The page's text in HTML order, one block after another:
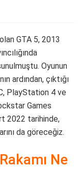
GTA 5, 2013
Oyunun
ardından, çıktığı
PlayStation 4 ve
Games
2022 tarihinde,
da göreceğiz.
Ne